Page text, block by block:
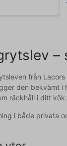
från
den bekvämt i
räckhåll i ditt kök.
i både privata